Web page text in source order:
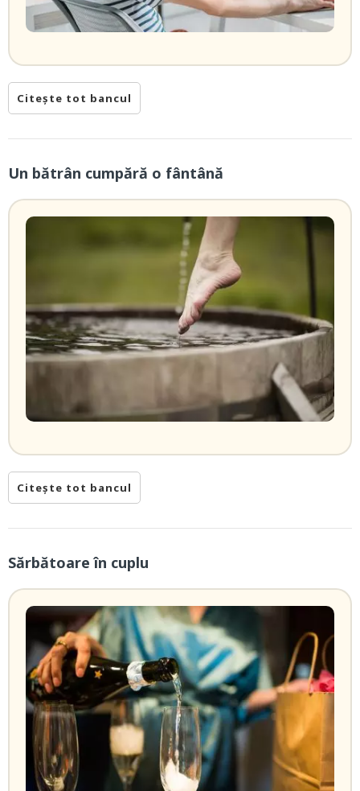
Citește tot bancul
Un bătrân cumpără o fântână
Citește tot bancul
Sărbătoare în cuplu